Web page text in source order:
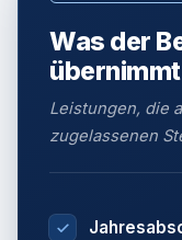
Was der
übernimmt
Leistungen, die
zugelassenen